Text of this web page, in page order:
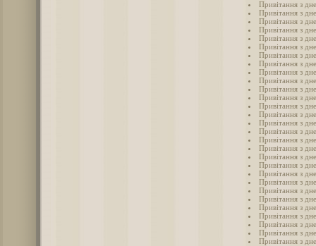
Привітання з
Привітання з
Привітання з
Привітання з
Привітання з
Привітання з
Привітання з
Привітання з
Привітання з
Привітання з
Привітання з
Привітання з
Привітання з
Привітання з
Привітання з
Привітання з
Привітання з
Привітання з
Привітання з
Привітання з
Привітання з
Привітання з
Привітання з
Привітання з
Привітання з
Привітання з
Привітання з
Привітання з
Привітання з